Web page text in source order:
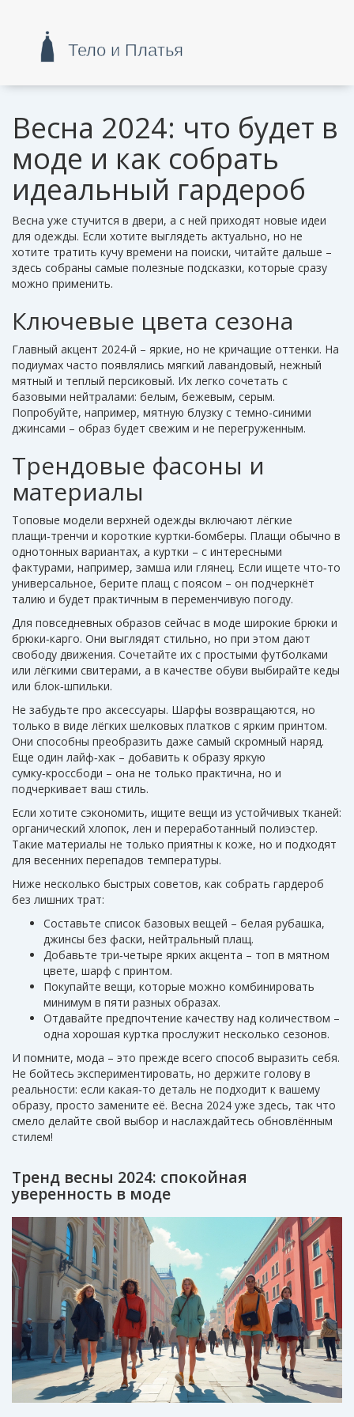
Весна 2024: что будет в
моде и как собрать
идеальный гардероб
Весна уже стучится в двери, а с ней приходят новые идеи
для одежды. Если хотите выглядеть актуально, но не
хотите тратить кучу времени на поиски, читайте дальше –
здесь собраны самые полезные подсказки, которые сразу
можно применить.
Ключевые цвета сезона
Главный акцент 2024‑й – яркие, но не кричащие оттенки. На
подиумах часто появлялись мягкий лавандовый, нежный
мятный и теплый персиковый. Их легко сочетать с
базовыми нейтралами: белым, бежевым, серым.
Попробуйте, например, мятную блузку с темно-синими
джинсами – образ будет свежим и не перегруженным.
Трендовые фасоны и
материалы
Топовые модели верхней одежды включают лёгкие
плащи‑тренчи и короткие куртки‑бомберы. Плащи обычно в
однотонных вариантах, а куртки – с интересными
фактурами, например, замша или глянец. Если ищете что‑то
универсальное, берите плащ с поясом – он подчеркнёт
талию и будет практичным в переменчивую погоду.
Для повседневных образов сейчас в моде широкие брюки и
брюки‑карго. Они выглядят стильно, но при этом дают
свободу движения. Сочетайте их с простыми футболками
или лёгкими свитерами, а в качестве обуви выбирайте кеды
или блок‑шпильки.
Не забудьте про аксессуары. Шарфы возвращаются, но
только в виде лёгких шелковых платков с ярким принтом.
Они способны преобразить даже самый скромный наряд.
Еще один лайф‑хак – добавить к образу яркую
сумку‑кроссбоди – она не только практична, но и
подчеркивает ваш стиль.
Если хотите сэкономить, ищите вещи из устойчивых тканей:
органический хлопок, лен и переработанный полиэстер.
Такие материалы не только приятны к коже, но и подходят
для весенних перепадов температуры.
Ниже несколько быстрых советов, как собрать гардероб
без лишних трат:
Составьте список базовых вещей – белая рубашка,
джинсы без фаски, нейтральный плащ.
Добавьте три‑четыре ярких акцента – топ в мятном
цвете, шарф с принтом.
Покупайте вещи, которые можно комбинировать
минимум в пяти разных образах.
Отдавайте предпочтение качеству над количеством –
одна хорошая куртка прослужит несколько сезонов.
И помните, мода – это прежде всего способ выразить себя.
Не бойтесь экспериментировать, но держите голову в
реальности: если какая‑то деталь не подходит к вашему
образу, просто замените её. Весна 2024 уже здесь, так что
смело делайте свой выбор и наслаждайтесь обновлённым
стилем!
Тренд весны 2024: спокойная
уверенность в моде